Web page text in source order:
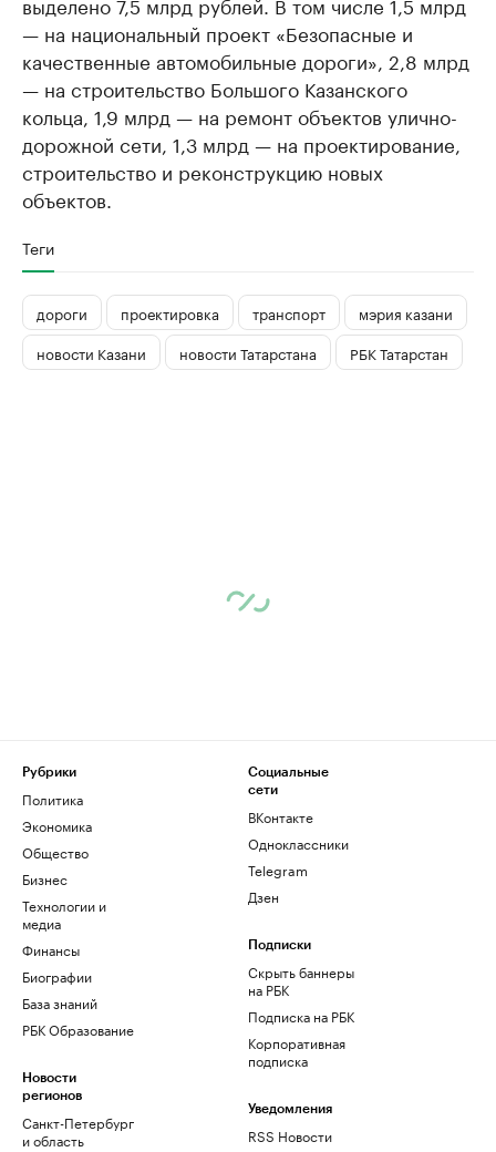
— на национальный проект «Безопасные и
качественные автомобильные дороги», 2,8 млрд
— на строительство Большого Казанского
кольца, 1,9 млрд — на ремонт объектов улично-
дорожной сети, 1,3 млрд — на проектирование,
строительство и реконструкцию новых
объектов.
Теги
дороги проектировка транспорт
мэрия казани
новости Казани
новости Татарстана РБК Татарстан
Рубрики
Политика
Экономика
Общество
Бизнес
Технологии и
медиа
Финансы
Биографии
База знаний
РБК Образование
Новости
регионов
Санкт-Петербург
и область
Социальные
сети
ВКонтакте
Одноклассники
Telegram
Дзен
Подписки
Скрыть баннеры
на РБК
Подписка на РБК
Корпоративная
подписка
Уведомления
RSS Новости